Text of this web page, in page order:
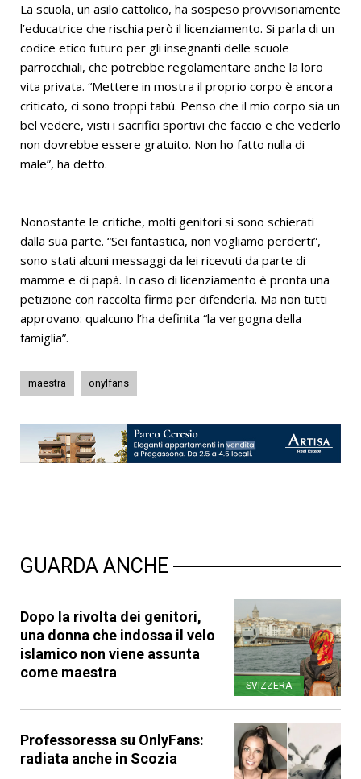
La scuola, un asilo cattolico, ha sospeso provvisoriamente
l’educatrice che rischia però il licenziamento. Si parla di un
codice etico futuro per gli insegnanti delle scuole
parrocchiali, che potrebbe regolamentare anche la loro
vita privata. “Mettere in mostra il proprio corpo è ancora
criticato, ci sono troppi tabù. Penso che il mio corpo sia un
bel vedere, visti i sacrifici sportivi che faccio e che vederlo
non dovrebbe essere gratuito. Non ho fatto nulla di
male”, ha detto.
Nonostante le critiche, molti genitori si sono schierati
dalla sua parte. “Sei fantastica, non vogliamo perderti”,
sono stati alcuni messaggi da lei ricevuti da parte di
mamme e di papà. In caso di licenziamento è pronta una
petizione con raccolta firma per difenderla. Ma non tutti
approvano: qualcuno l’ha definita “la vergogna della
famiglia”.
maestra onylfans
GUARDA ANCHE
Dopo la rivolta dei genitori,
una donna che indossa il velo
islamico non viene assunta
come maestra
SVIZZERA
Professoressa su OnlyFans:
radiata anche in Scozia